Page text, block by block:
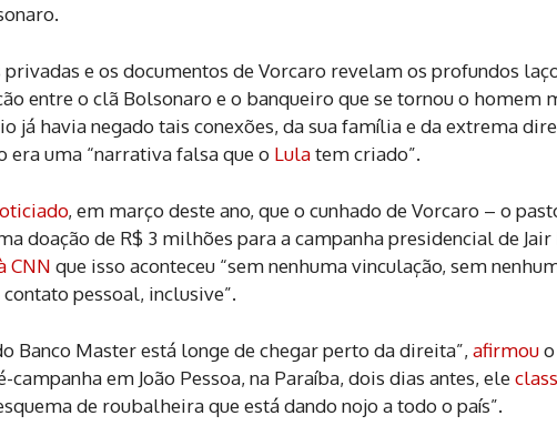
privadas e os documentos de Vorcaro revelam os profundos
entre o clã Bolsonaro e o banqueiro que se tornou o homem
já havia negado tais conexões, da sua família e da extrema
era uma “narrativa falsa que o Lulatem criado”.
, em março deste ano, que o cunhado de Vorcaro – o
doação de R$ 3 milhões para a campanha presidencial de Jair
CNN que isso aconteceu “sem nenhuma vinculação, sem
pessoal, inclusive”.
Banco Master está longe de chegar perto da direita”, afirmou
campanha em João Pessoa, na Paraíba, dois dias antes, ele
de roubalheira que está dando nojo a todo o país”.